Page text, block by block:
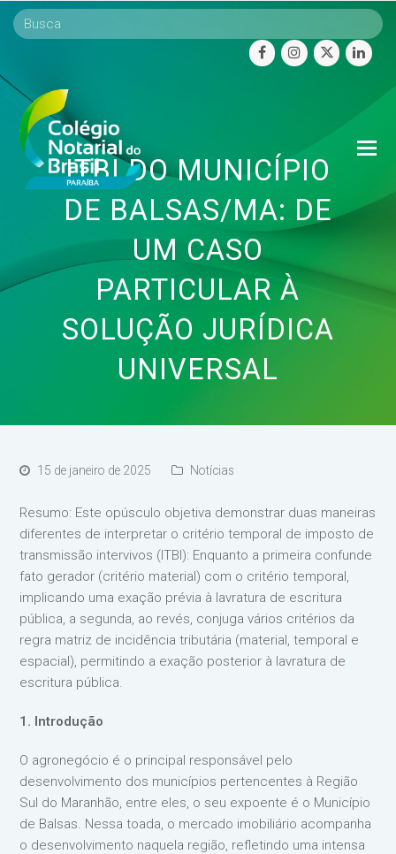
facebookinstagram
twitter
ITBI DO MUNICÍPIO
DE BALSAS/MA: DE
UM CASO
PARTICULAR À
SOLUÇÃO JURÍDICA
UNIVERSAL
15 de janeiro de 2025 Notícias
Resumo: Este opúsculo objetiva demonstrar duas maneiras
diferentes de interpretar o critério temporal de imposto de
transmissão intervivos (ITBI): Enquanto a primeira confunde
fato gerador (critério material) com o critério temporal,
implicando uma exação prévia à lavratura de escritura
pública, a segunda, ao revés, conjuga vários critérios da
regra matriz de incidência tributária (material, temporal e
espacial), permitindo a exação posterior à lavratura de
escritura pública.
1. Introdução
O agronegócio é o principal responsável pelo
desenvolvimento dos municípios pertencentes à Região
Sul do Maranhão, entre eles, o seu expoente é o Município
de Balsas. Nessa toada, o mercado imobiliário acompanha
o desenvolvimento naquela região, refletindo uma intensa